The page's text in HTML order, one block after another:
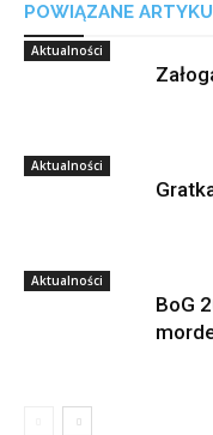
POWIĄZANE
Aktualności
Aktualności
Aktualności
BoG